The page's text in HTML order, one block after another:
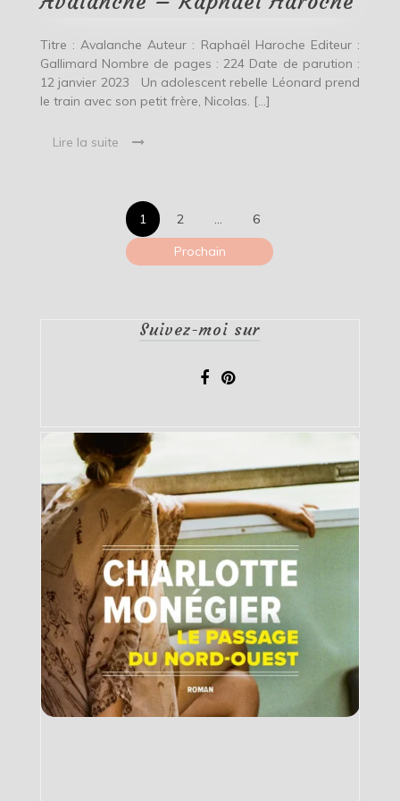
Titre : Avalanche Auteur : Raphaël Haroche Editeur :
Gallimard Nombre de pages : 224 Date de parution :
12 janvier 2023 Un adolescent rebelle Léonard prend
le train avec son petit frère, Nicolas. […]
Lire la suite
Pagination
des
1 2 …
6
Prochain
Suivez-moi sur